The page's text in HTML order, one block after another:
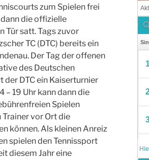
zum Spielen frei
die offizielle
Tür satt. Tags zuvor
TC (DTC) bereits ein
Der Tag der offenen
des Deutschen
der DTC ein Kaiserturnier
19 Uhr kann dann die
Spielen
vor Ort die
können. Als kleinen Anreiz
spielen den Tennissport
diesem Jahr eine